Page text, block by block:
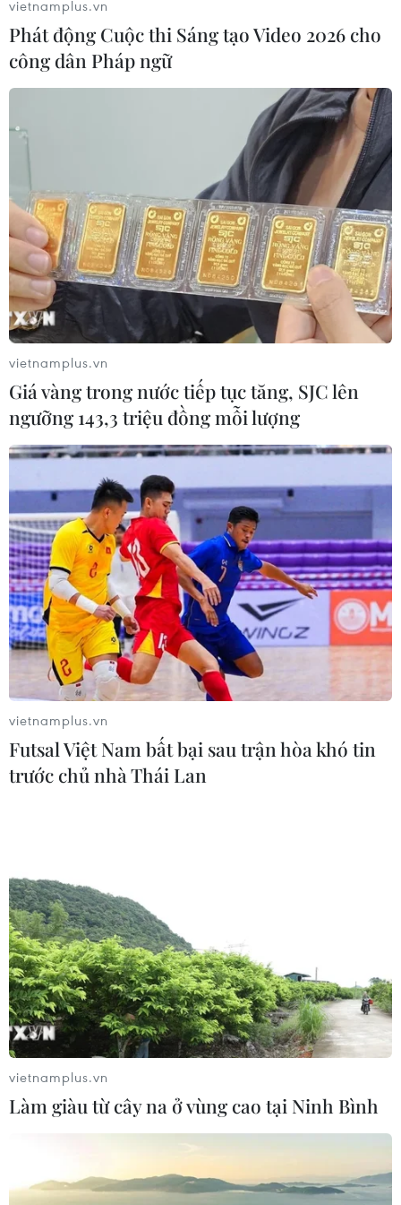
Thủ tướng Anh khẳng định kế hoạch đàm
phán không thay đổi
12/06/2017 14:16
Người phát ngôn của Thủ tướng Anh Theresa May ngày
12/6 khẳng định kế hoạch đàm phán về việc Anh rời
khỏi Liên minh châu Âu (EU), hay còn gọi là Brexit,
không hề thay đổi.
vietnamplus.vn
Phát động Cuộc thi Sáng tạo Video 2026 cho
công dân Pháp ngữ
vietnamplus.vn
Giá vàng trong nước tiếp tục tăng, SJC lên
ngưỡng 143,3 triệu đồng mỗi lượng
vietnamplus.vn
Futsal Việt Nam bất bại sau trận hòa khó tin
trước chủ nhà Thái Lan
vietnamplus.vn
Làm giàu từ cây na ở vùng cao tại Ninh Bình